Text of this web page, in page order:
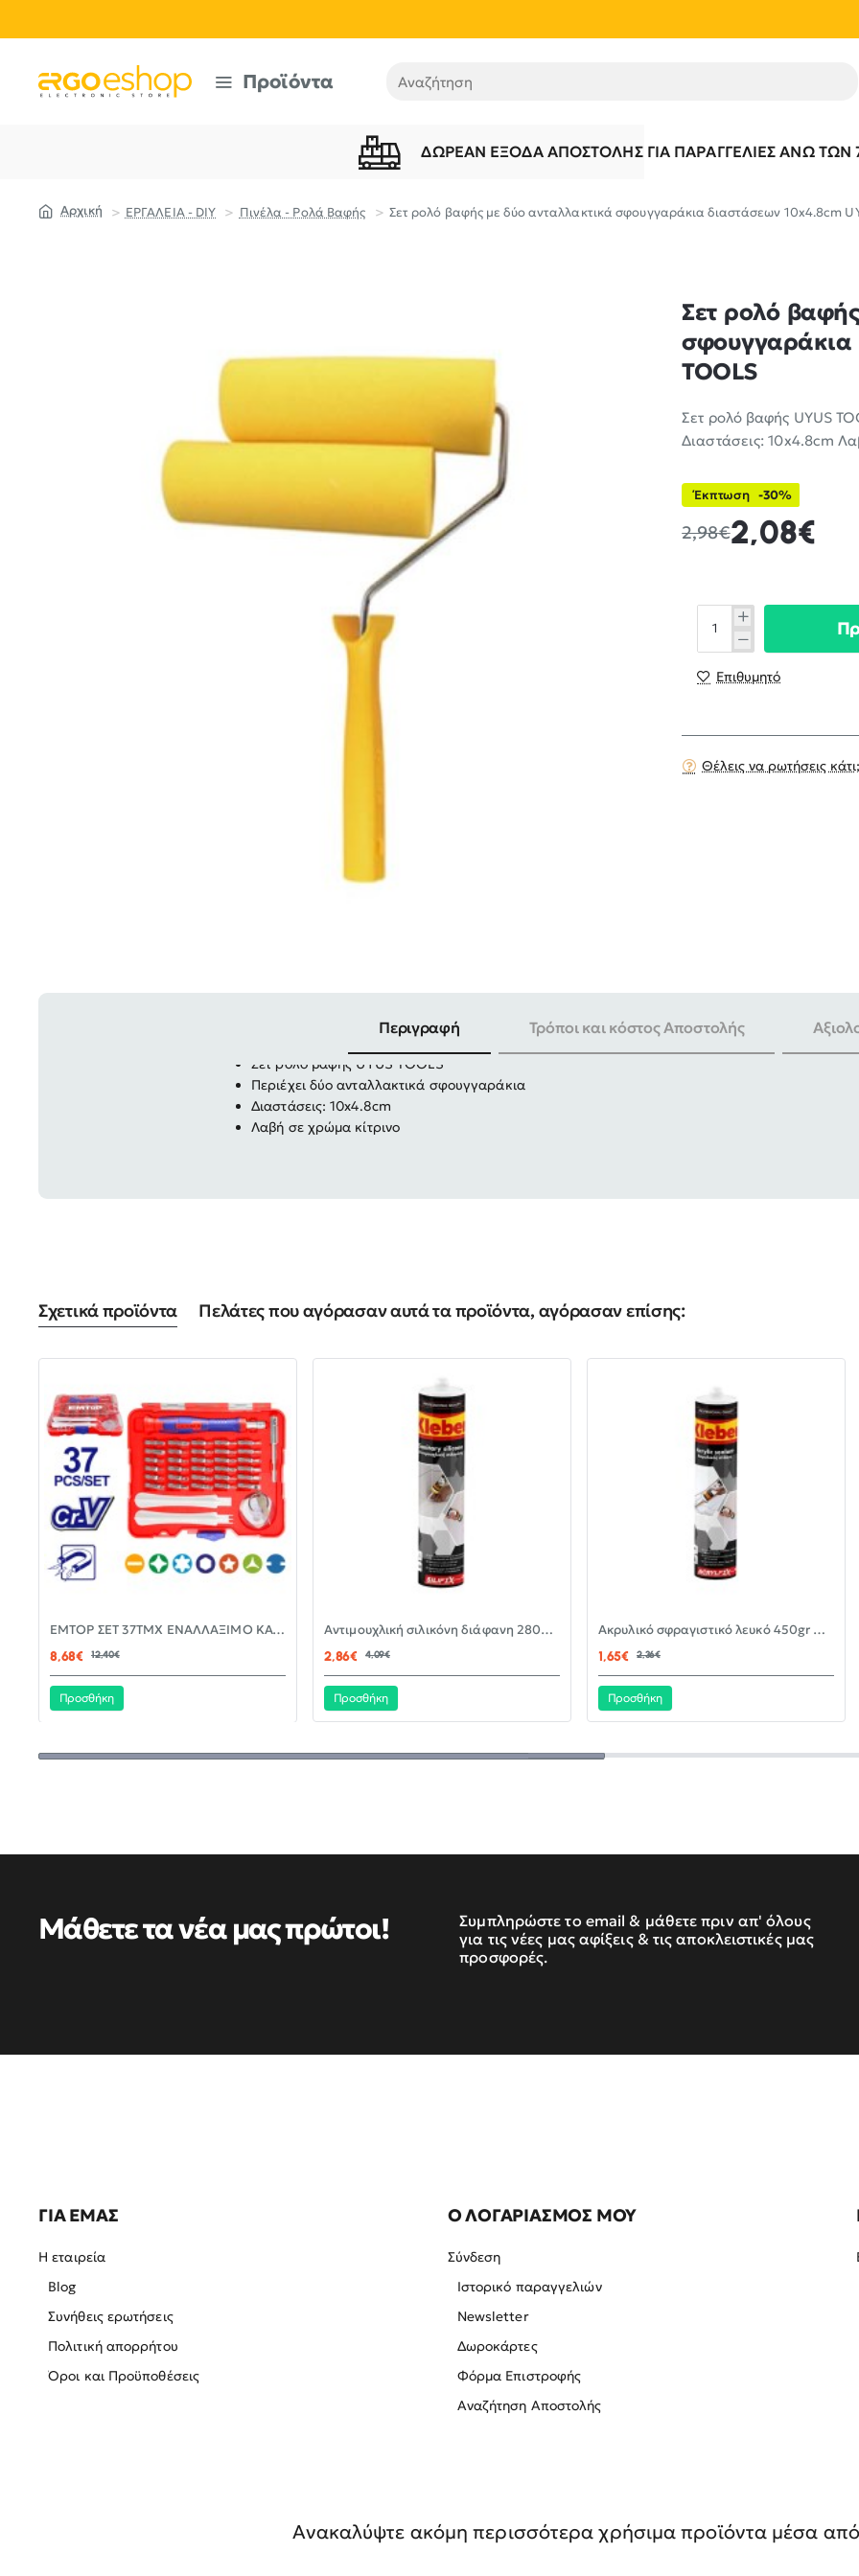
Προϊόντα Αναζήτηση
ΔΩΡΕΆΝ ΈΞΟΔΑ ΑΠΟΣΤΟΛΉΣ ΓΙΑ ΠΑΡΑΓΓΕΛΊΕΣ ΆΝΩ ΤΩΝ
ΕΡΓΑΛΕΙΑ - DIY Πινέλα - Ρολά Βαφής Σετ ρολό βαφής με δύο ανταλλακτικά σφουγγαράκια διαστάσεων 10x4.8cm
Σετ ρολό
σφουγγαράκια
TOOLS
Σετ ρολό βαφής UYUS
Διαστάσεις: 10x4.8cm
Έκπτωση -30%
2,08€
2,98€
Επιθυμητό
Θέλεις να ρωτήσεις κάτι;
Περιγραφή Τρόποι και κόστος Αποστολής
Σετ ρολό βαφής UYUS TOOLS
Περιέχει δύο ανταλλακτικά σφουγγαράκια
Διαστάσεις: 10x4.8cm
Λαβή σε χρώμα κίτρινο
Σχετικά προϊόντα Πελάτες που αγόρασαν αυτά τα προϊόντα, αγόρασαν επίσης:
-30%EMTOP ΣΕΤ 37ΤΜΧ ΕΝΑΛΛΑΞΙΜΟ ΚΑΤΣΑΒΙΔΙ ΜΕ ΜΥΤΕΣ EBST03702
8,68€
12,40€
Προσθήκη
-30%Αντιμουχλική σιλικόνη διάφανη 280ml KLEBER
2,86€
4,09€
Προσθήκη
-30%Ακρυλικό σφραγιστικό λευκό 450gr KLEBER
1,65€
2,36€
Προσθήκη
Μάθετε τα νέα μας πρώτοι!
Συμπληρώστε το email & μάθετε πριν απ' όλους
για τις νέες μας αφίξεις & τις αποκλειστικές μας
προσφορές.
ΓΙΑ ΕΜΑΣ
Η εταιρεία
Blog
Συνήθεις ερωτήσεις
Πολιτική απορρήτου
Όροι και Προϋποθέσεις
Ο ΛΟΓΑΡΙΑΣΜΟΣ ΜΟΥ
Σύνδεση
Ιστορικό παραγγελιών
Newsletter
Δωροκάρτες
Φόρμα Επιστροφής
Αναζήτηση Αποστολής
Ανακαλύψτε ακόμη περισσότερα χρήσιμα προϊόντα μέσα